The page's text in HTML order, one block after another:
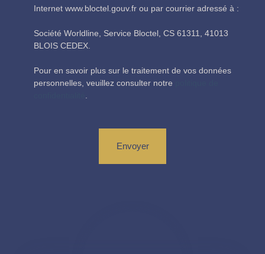
Internet www.bloctel.gouv.fr ou par courrier adressé à :
Société Worldline, Service Bloctel, CS 61311, 41013
BLOIS CEDEX.
Pour en savoir plus sur le traitement de vos données
personnelles, veuillez consulter notre
Envoyer